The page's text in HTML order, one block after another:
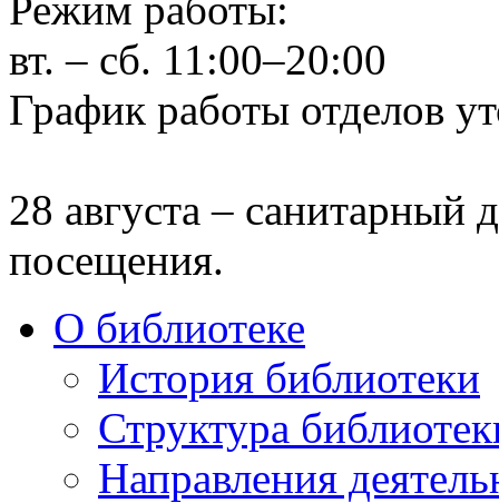
вт. – сб. 11:00–20:00
График работы отделов
28 августа – санитарный
посещения.
О библиотеке
История библиотеки
Структура
Направления